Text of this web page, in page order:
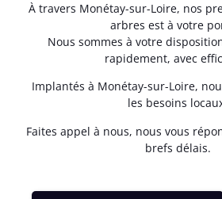
À travers Monétay-sur-Loire, nos
arbres est à votre
Nous sommes à votre
rapidement, avec
Implantés à Monétay-sur-Loire,
les besoins
Faites appel à nous, nous vous
brefs délais.